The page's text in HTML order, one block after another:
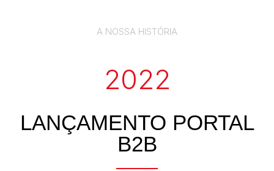
A NOSSA HISTÓRIA
2022
LANÇAMENTO PORTAL
B2B